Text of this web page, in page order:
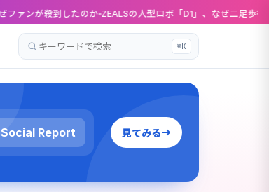
のか ZEALSの人型ロボ「D1」、なぜ二足歩行をやめたのか
記
事
を
⌘K
Social Report 見てみる